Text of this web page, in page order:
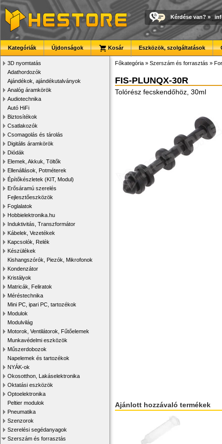
Kérdése van? »
Kategóriák Újdonságok Kosár Eszközök, szolgáltatások
3D nyomtatás
Adathordozók
Ajándékok, ajándékutalványok
Analóg áramkörök
Audiotechnika
Autó HiFi
Biztosítékok
Csatlakozók
Csomagolás és tárolás
Digitális áramkörök
Diódák
Elemek, Akkuk, Töltők
Ellenállások, Potméterek
Építőkészletek (KIT, Modul)
Erősáramú szerelés
Fejlesztőeszközök
Foglalatok
Hobbielektronika.hu
Induktivitás, Transzformátor
Kábelek, Vezetékek
Kapcsolók, Relék
Készülékek
Kishangszórók, Piezók, Mikrofonok
Kondenzátor
Kristályok
Matricák, Feliratok
Méréstechnika
Mini PC, ipari PC, tartozékok
Modulok
Modulvilág
Motorok, Ventilátorok, Fűtőelemek
Munkavédelmi eszközök
Műszerdobozok
Napelemek és tartozékok
NYÁK-ok
Okosotthon, Lakáselektronika
Oktatási eszközök
Optoelektronika
Peltier modulok
Pneumatika
Szenzorok
Szerelési segédanyagok
Szerszám és forrasztás
Főkategória » Szerszám és forrasztás »
FIS-PLUNQX-30R
Tolórész fecskendőhöz, 30ml
Ajánlott hozzávaló termékek